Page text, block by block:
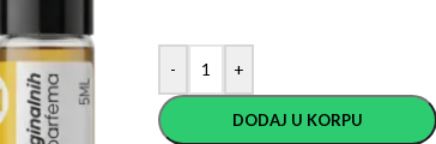
- +
DODAJ U KORPU